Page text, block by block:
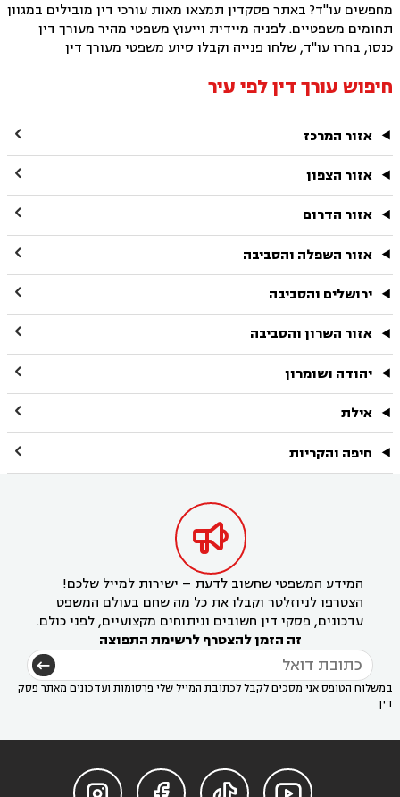
מחפשים עו"ד? באתר פסקדין תמצאו מאות עורכי דין מובילים במגוון
תחומים משפטיים. לפניה מיידית וייעוץ משפטי מהיר מעורך דין
כנסו, בחרו עו"ד, שלחו פנייה וקבלו סיוע משפטי מעורך דין
חיפוש עורך דין לפי עיר
אזור המרכז 
אזור הצפון 
אזור הדרום 
אזור השפלה והסביבה 
ירושלים והסביבה 
אזור השרון והסביבה 
יהודה ושומרון 
אילת 
חיפה והקריות 

המידע המשפטי שחשוב לדעת – ישירות למייל שלכם!
הצטרפו לניוזלטר וקבלו את כל מה שחם בעולם המשפט
עדכונים, פסקי דין חשובים וניתוחים מקצועיים, לפני כולם.
זה הזמן להצטרף לרשימת התפוצה
במשלוח הטופס אני מסכים לקבל לכתובת המייל שלי פרסומות ועדכונים מאתר פסק
דין